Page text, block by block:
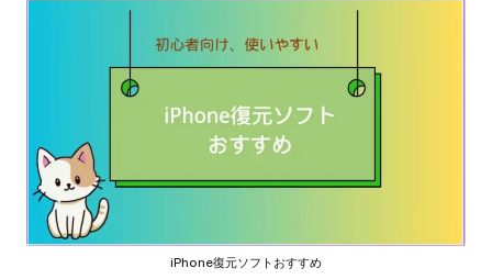
iPhone復元ソフトおすすめ